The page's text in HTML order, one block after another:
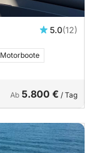
5.0(12)
Motorboote
Ab 5.800 € / Tag